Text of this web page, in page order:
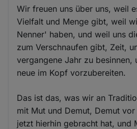
Wir freuen uns über uns, weil
Vielfalt und Menge gibt, weil
Nenner' haben, und weil uns
zum Verschnaufen gibt, Zeit,
vergangene Jahr zu besinnen,
neue im Kopf vorzubereiten.
Das ist das, was wir an
mit Mut und Demut, Demut
jetzt hierhin gebracht hat, und